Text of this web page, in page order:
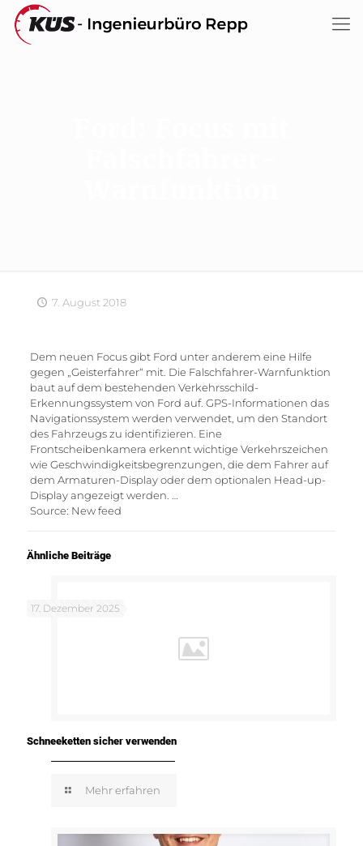
7. August 2018
Dem neuen Focus gibt Ford unter anderem eine Hilfe
gegen „Geisterfahrer“ mit. Die Falschfahrer-Warnfunktion
baut auf dem bestehenden Verkehrsschild-
Erkennungssystem von Ford auf. GPS-Informationen das
Navigationssystem werden verwendet, um den Standort
des Fahrzeugs zu identifizieren. Eine
Frontscheibenkamera erkennt wichtige Verkehrszeichen
wie Geschwindigkeitsbegrenzungen, die dem Fahrer auf
dem Armaturen-Display oder dem optionalen Head-up-
Display angezeigt werden. …
Source: New feed
Ähnliche Beiträge
17. Dezember 2025
Schneeketten sicher verwenden
Mehr erfahren